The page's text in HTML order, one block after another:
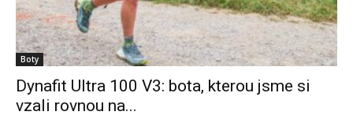
Boty
Dynafit Ultra 100 V3: bota, kterou jsme si
vzali rovnou na...